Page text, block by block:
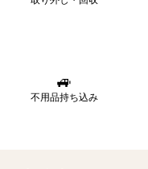
🚙
不用品持ち込み